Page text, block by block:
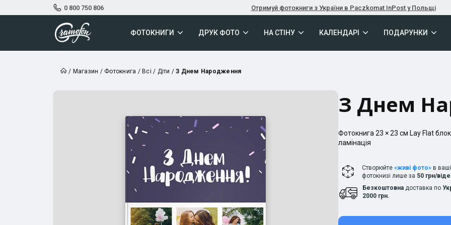
0 800 750 806 Отримуй фотокниги з України в Paczkomat InPost у Польщі
ФОТОКНИГИ ДРУК ФОТО НА СТІНУ КАЛЕНДАРІ ПОДАРУНКИ
/ Магазин / Фотокнига / Всі / Діти /З Днем Народження
З Днем
Фотокнига 23 × 23 см Lay Flat
ламінація
Створюйте «живі фото» в
фотокнизі лише за 50 грн/
Безкоштовна доставка по
2000 грн.